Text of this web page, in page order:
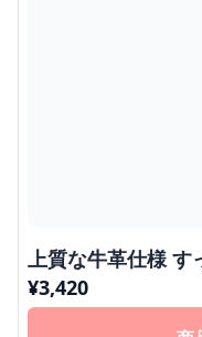
上質な牛革仕様 す
¥3,420